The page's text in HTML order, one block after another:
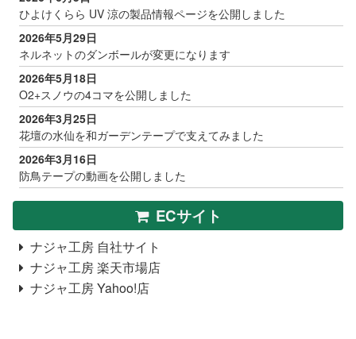
ひよけくらら UV 涼の製品情報ページを公開しました
2026年5月29日
ネルネットのダンボールが変更になります
2026年5月18日
O2+スノウの4コマを公開しました
2026年3月25日
花壇の水仙を和ガーデンテープで支えてみました
2026年3月16日
防鳥テープの動画を公開しました
ECサイト
ナジャ工房 自社サイト
ナジャ工房 楽天市場店
ナジャ工房 Yahoo!店